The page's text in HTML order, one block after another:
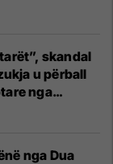
skandal
u përball
nga
nga Dua